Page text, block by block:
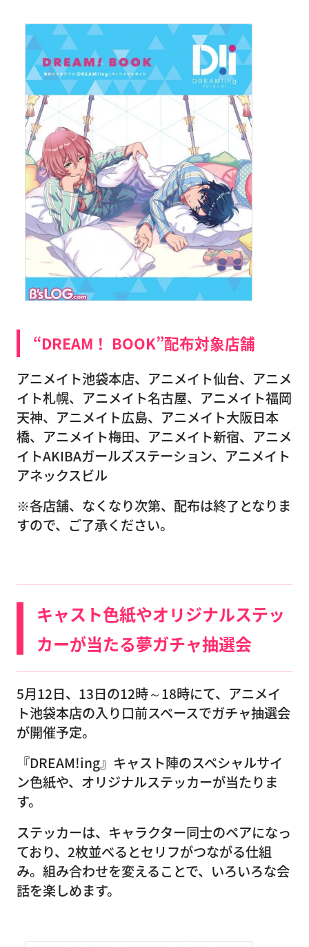
“DREAM！ BOOK”配布対象店舗
アニメイト池袋本店、アニメイト仙台、アニメ
イト札幌、アニメイト名古屋、アニメイト福岡
天神、アニメイト広島、アニメイト大阪日本
橋、アニメイト梅田、アニメイト新宿、アニメ
イトAKIBAガールズステーション、アニメイト
アネックスビル
※各店舗、なくなり次第、配布は終了となりま
すので、ご了承ください。
キャスト色紙やオリジナルステッ
カーが当たる夢ガチャ抽選会
5月12日、13日の12時～18時にて、アニメイ
ト池袋本店の入り口前スペースでガチャ抽選会
が開催予定。
『DREAM!ing』キャスト陣のスペシャルサイ
ン色紙や、オリジナルステッカーが当たりま
す。
ステッカーは、キャラクター同士のペアになっ
ており、2枚並べるとセリフがつながる仕組
み。組み合わせを変えることで、いろいろな会
話を楽しめます。